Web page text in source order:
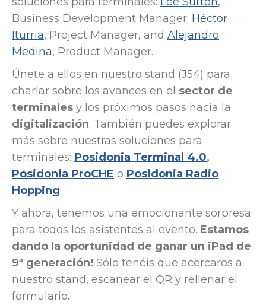
Business Development Manager; Héctor
Iturria, Project Manager, and Alejandro
Medina, Product Manager.
Únete a ellos en nuestro stand (J54) para
charlar sobre los avances en el sector de
terminales y los próximos pasos hacia la
digitalización. También puedes explorar
más sobre nuestras soluciones para
terminales: Posidonia Terminal 4.0,
Posidonia ProCHE o Posidonia Radio
Hopping.
Y ahora, tenemos una emocionante sorpresa
para todos los asistentes al evento. Estamos
dando la oportunidad de ganar un iPad de
9ª generación! Sólo tenéis que acercaros a
nuestro stand, escanear el QR y rellenar el
formulario.